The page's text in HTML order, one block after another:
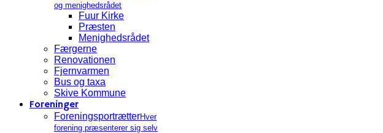
og menighedsrådet
Fuur Kirke
Præsten
Menighedsrådet
Færgerne
Renovationen
Fjernvarmen
Bus og taxa
Skive Kommune
Foreninger
ForeningsportrætterHver
forening præsenterer sig selv